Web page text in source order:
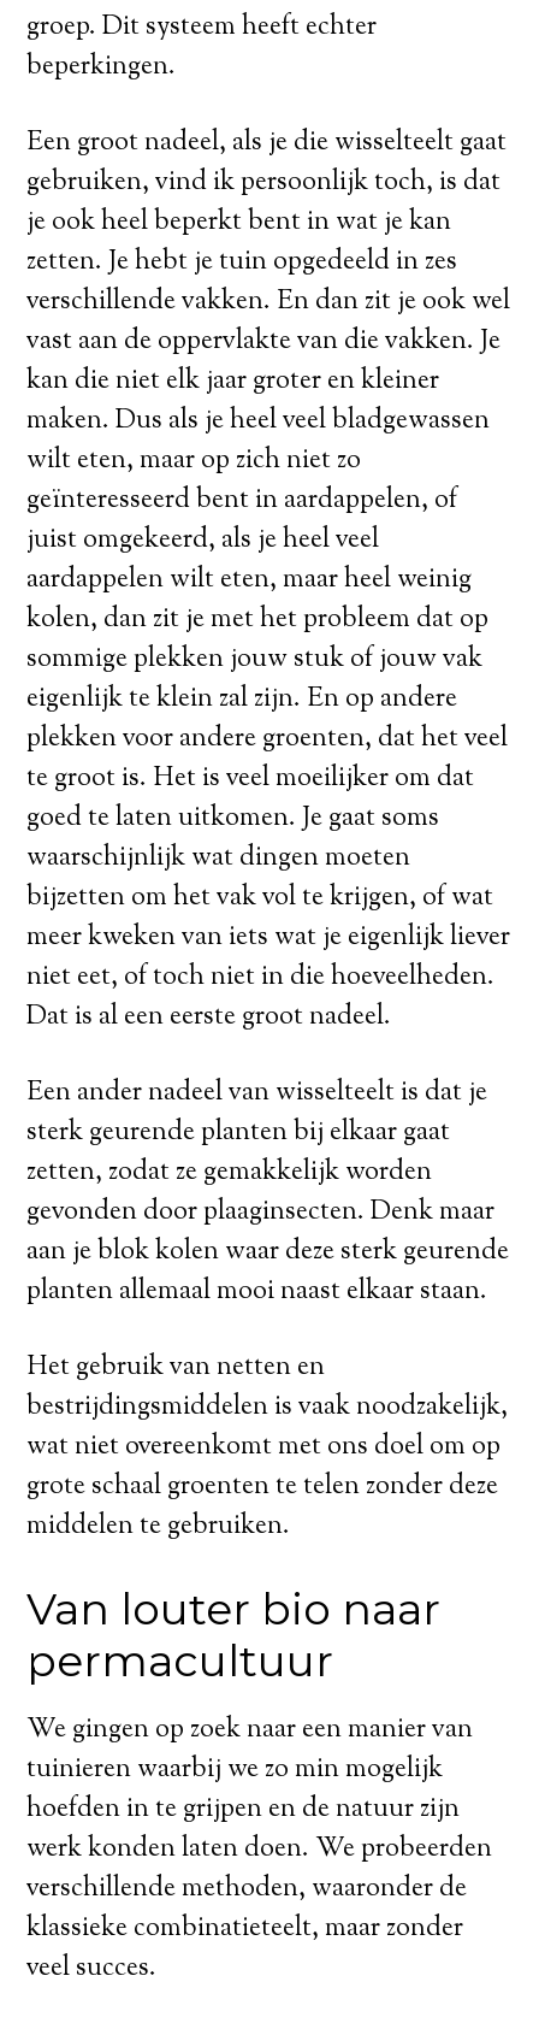
groep. Dit systeem heeft echter
beperkingen.
Een groot nadeel, als je die wisselteelt gaat
gebruiken, vind ik persoonlijk toch, is dat
je ook heel beperkt bent in wat je kan
zetten. Je hebt je tuin opgedeeld in zes
verschillende vakken. En dan zit je ook wel
vast aan de oppervlakte van die vakken. Je
kan die niet elk jaar groter en kleiner
maken. Dus als je heel veel bladgewassen
wilt eten, maar op zich niet zo
geïnteresseerd bent in aardappelen, of
juist omgekeerd, als je heel veel
aardappelen wilt eten, maar heel weinig
kolen, dan zit je met het probleem dat op
sommige plekken jouw stuk of jouw vak
eigenlijk te klein zal zijn. En op andere
plekken voor andere groenten, dat het veel
te groot is. Het is veel moeilijker om dat
goed te laten uitkomen. Je gaat soms
waarschijnlijk wat dingen moeten
bijzetten om het vak vol te krijgen, of wat
meer kweken van iets wat je eigenlijk liever
niet eet, of toch niet in die hoeveelheden.
Dat is al een eerste groot nadeel.
Een ander nadeel van wisselteelt is dat je
sterk geurende planten bij elkaar gaat
zetten, zodat ze gemakkelijk worden
gevonden door plaaginsecten. Denk maar
aan je blok kolen waar deze sterk geurende
planten allemaal mooi naast elkaar staan.
Het gebruik van netten en
bestrijdingsmiddelen is vaak noodzakelijk,
wat niet overeenkomt met ons doel om op
grote schaal groenten te telen zonder deze
middelen te gebruiken.
Van louter bio naar
permacultuur
We gingen op zoek naar een manier van
tuinieren waarbij we zo min mogelijk
hoefden in te grijpen en de natuur zijn
werk konden laten doen. We probeerden
verschillende methoden, waaronder de
klassieke combinatieteelt, maar zonder
veel succes.